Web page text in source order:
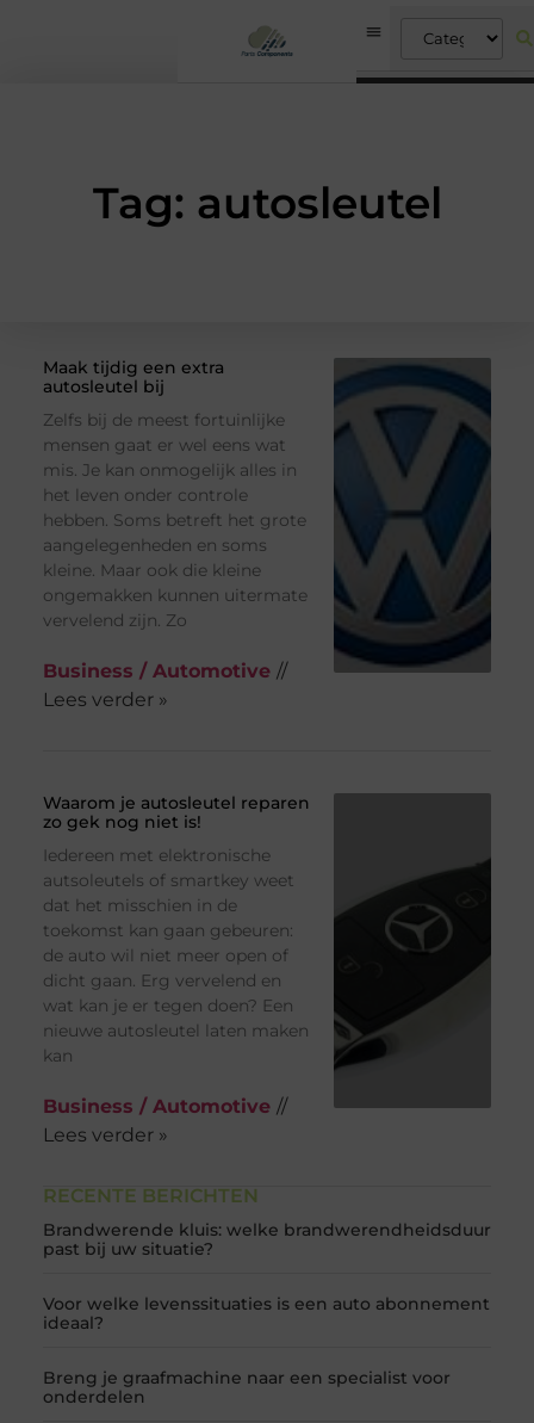
Tag: autosleutel
RECENTE BERICHTEN
Brandwerende kluis: welke brandwerendheidsduur
past bij uw situatie?
Voor welke levenssituaties is een auto abonnement
ideaal?
Breng je graafmachine naar een specialist voor
onderdelen
Maak tijdig een extra
autosleutel bij
Zelfs bij de meest fortuinlijke
mensen gaat er wel eens wat
mis. Je kan onmogelijk alles in
het leven onder controle
hebben. Soms betreft het grote
aangelegenheden en soms
kleine. Maar ook die kleine
ongemakken kunnen uitermate
vervelend zijn. Zo
Business / Automotive //
Lees verder »
Waarom je autosleutel reparen
zo gek nog niet is!
Iedereen met elektronische
autsoleutels of smartkey weet
dat het misschien in de
toekomst kan gaan gebeuren:
de auto wil niet meer open of
dicht gaan. Erg vervelend en
wat kan je er tegen doen? Een
nieuwe autosleutel laten maken
kan
Business / Automotive //
Lees verder »